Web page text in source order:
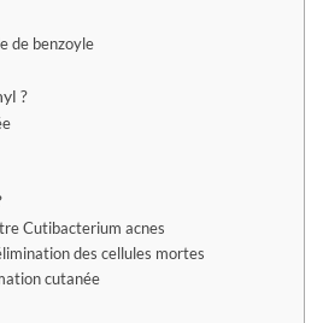
de benzoyle
?
Cutibacterium acnes
des cellules mortes
cutanée